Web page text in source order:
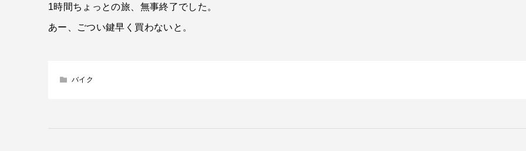
1時間ちょっとの旅、無事終了でした。
あー、ごつい鍵早く買わないと。
バイク